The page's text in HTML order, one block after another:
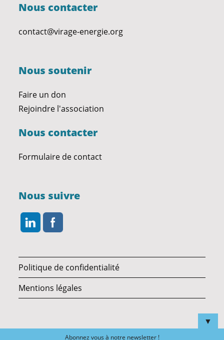
Nous contacter
contact@virage-energie.org
Nous soutenir
Faire un don
Rejoindre l'association
Nous contacter
Formulaire de contact
Nous suivre
Politique de confidentialité
Mentions légales
▼
Abonnez vous à notre newsletter !